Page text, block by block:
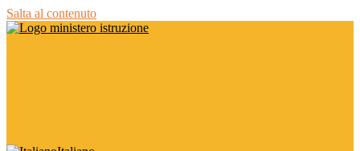
Salta al contenuto